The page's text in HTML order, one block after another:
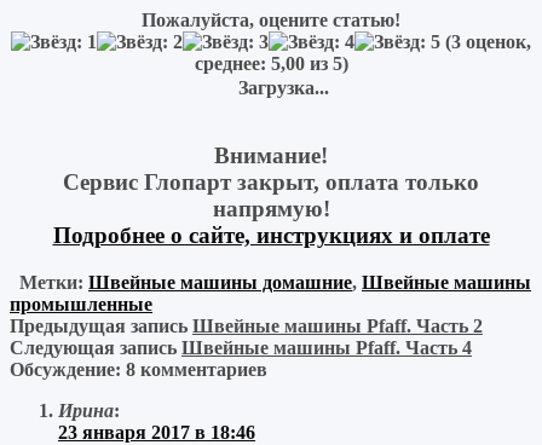
Пожалуйста, оцените статью!
(3 оценок,
среднее: 5,00из 5)
Загрузка...
Внимание!
Сервис Глопарт закрыт, оплата только
напрямую!
Подробнее о сайте, инструкциях и оплате
Метки: Швейные машины домашние, Швейные машины
промышленные
Предыдущая запись Швейные машины Pfaff. Часть 2
Следующая запись Швейные машины Pfaff. Часть 4
Обсуждение: 8 комментариев
Ирина:
23 января 2017 в 18:46